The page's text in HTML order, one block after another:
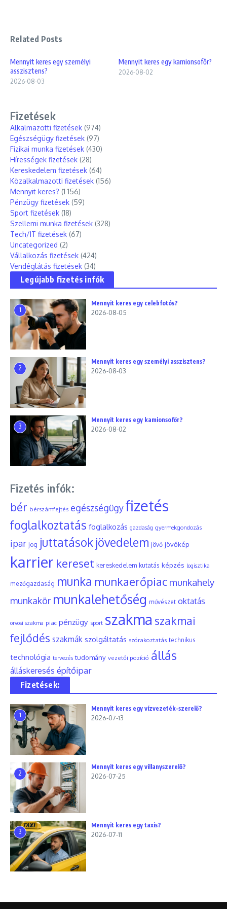
Related Posts
Mennyit keres egy személyi
asszisztens?
2026-08-03
Mennyit keres egy kamionsofőr?
2026-08-02
Fizetések
Alkalmazotti fizetések (974)
Egészségügy fizetések (97)
Fizikai munka fizetések (430)
Hírességek fizetések (28)
Kereskedelem fizetések (64)
Közalkalmazotti fizetések (156)
Mennyit keres? (1 156)
Pénzügy fizetések (59)
Sport fizetések (18)
Szellemi munka fizetések (328)
Tech/IT fizetések (67)
Uncategorized (2)
Vállalkozás fizetések (424)
Vendéglátás fizetések (34)
Legújabb fizetés infók
1
Mennyit keres egy celebfotós?
2026-08-05
2
Mennyit keres egy személyi asszisztens?
2026-08-03
3
Mennyit keres egy kamionsofőr?
2026-08-02
Fizetés infók:
bér bérszámfejtés egészségügyfizetés
foglalkoztatás foglalkozás gazdaság gyermekgondozás
ipar jog juttatások jövedelem jövő jövőkép
karrier kereset kereskedelem kutatás képzés logisztika
mezőgazdaság munka munkaerőpiac munkahely
munkakör munkalehetőség művészet oktatás
orvosi szakma piac pénzügy sport szakma szakmai
fejlődés szakmák szolgáltatás szórakoztatás technikus
technológia tervezés tudomány vezetői pozíció állás
álláskeresés építőipar
Fizetések:
1
Mennyit keres egy vízvezeték-szerelő?
2026-07-13
2
Mennyit keres egy villanyszerelő?
2026-07-25
3
Mennyit keres egy taxis?
2026-07-11